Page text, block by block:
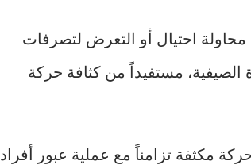
احتيال أو التعرض لتصرفات
الصيفية، مستفيداً من كثافة حركة
مكثفة تزامناً مع عملية عبور أفراد